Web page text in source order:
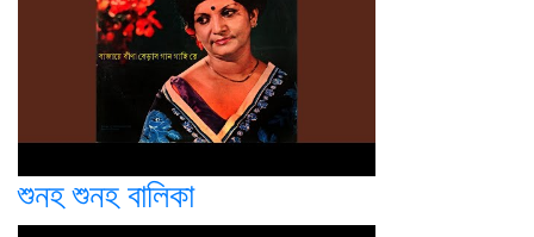
শুনহ শুনহ বালিকা